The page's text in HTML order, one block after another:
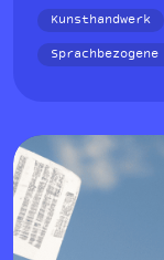
Kunsthandwerk